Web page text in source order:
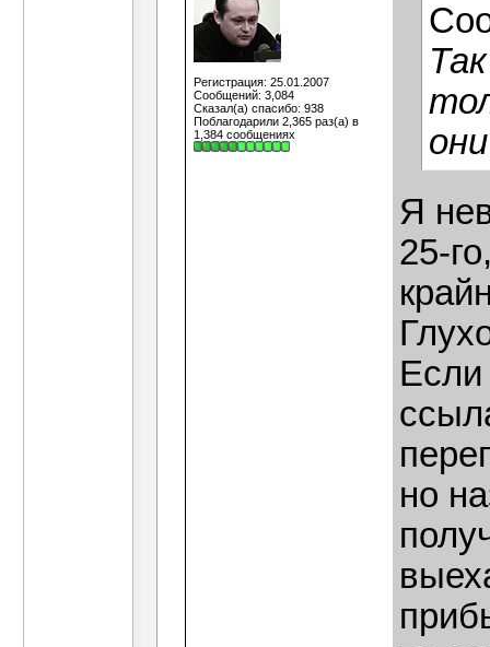
Регистрация: 25.01.2007
Сообщений: 3,084
Сказал(а) спасибо: 938
Поблагодарили 2,365 раз(а) в
1,384 сообщениях
Я
25-
Если
но